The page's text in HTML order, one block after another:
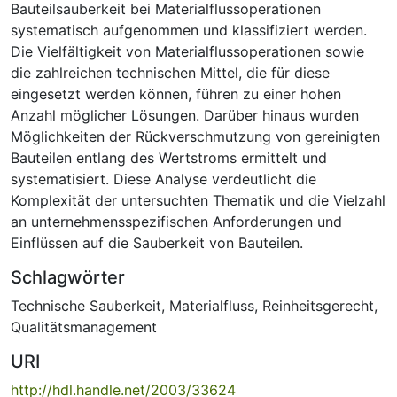
Bauteilsauberkeit bei Materialflussoperationen
systematisch aufgenommen und klassifiziert werden.
Die Vielfältigkeit von Materialflussoperationen sowie
die zahlreichen technischen Mittel, die für diese
eingesetzt werden können, führen zu einer hohen
Anzahl möglicher Lösungen. Darüber hinaus wurden
Möglichkeiten der Rückverschmutzung von gereinigten
Bauteilen entlang des Wertstroms ermittelt und
systematisiert. Diese Analyse verdeutlicht die
Komplexität der untersuchten Thematik und die Vielzahl
an unternehmensspezifischen Anforderungen und
Einflüssen auf die Sauberkeit von Bauteilen.
Schlagwörter
Technische Sauberkeit, Materialfluss, Reinheitsgerecht,
Qualitätsmanagement
URI
http://hdl.handle.net/2003/33624